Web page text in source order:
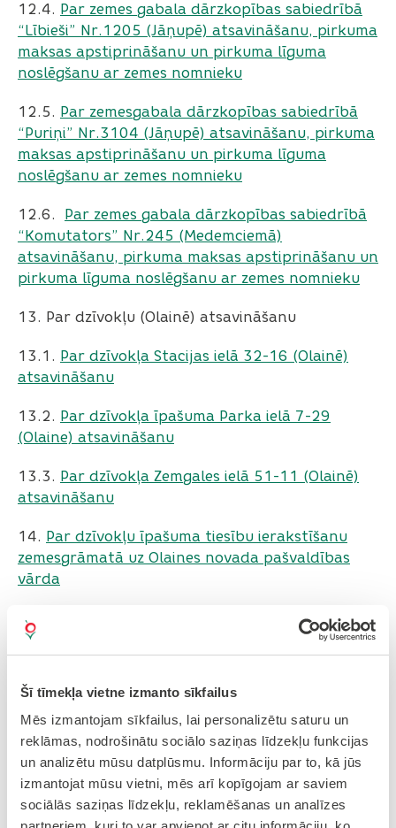
Šī tīmekļa vietne izmanto sīkfailus
Mēs izmantojam sīkfailus, lai personalizētu saturu un
reklāmas, nodrošinātu sociālo saziņas līdzekļu funkcijas
un analizētu mūsu datplūsmu. Informāciju par to, kā jūs
izmantojat mūsu vietni, mēs arī kopīgojam ar saviem
sociālās saziņas līdzekļu, reklamēšanas un analīzes
12.4. ​​​​​​​ Par zemes gabala dārzkopības sabiedrībā
“Lībieši” Nr.1205 (Jāņupē) atsavināšanu, pirkuma
maksas apstiprināšanu un pirkuma līguma
noslēgšanu ar zemes nomnieku
12.5. ​​​​​​​Par zemesgabala dārzkopības sabiedrībā
“Puriņi” Nr.3104 (Jāņupē) atsavināšanu, pirkuma
maksas apstiprināšanu un pirkuma līguma
noslēgšanu ar zemes nomnieku
12.6. ​​​​​​​ Par zemes gabala dārzkopības sabiedrībā
“Komutators” Nr.245 (Medemciemā)
atsavināšanu, pirkuma maksas apstiprināšanu un
pirkuma līguma noslēgšanu ar zemes nomnieku
13. Par dzīvokļu (Olainē) atsavināšanu
13.1. ​​​​​​​ Par dzīvokļa Stacijas ielā 32-16 (Olainē)
atsavināšanu
13.2. ​​​​​​​ Par dzīvokļa īpašuma Parka ielā 7-29
(Olaine) atsavināšanu
13.3. ​​​​​​​ Par dzīvokļa Zemgales ielā 51-11 (Olainē)
atsavināšanu
14. Par dzīvokļu īpašuma tiesību ierakstīšanu
zemesgrāmatā uz Olaines novada pašvaldības
vārda
15. Par nekustamo īpašumu-zemesgabalu
dārzkopības sabiedrībā atsavināšanas izsoles
rezultātu apstiprināšanu
15.1. ​​​​​​​Par nekustamā īpašuma-zemesgabala
dārzkopības sabiedrībā “Celtnieks” Nr.163
(Stīpniekos) atsavināšanas izsoles rezultātu
apstiprināšanu
15.2. ​​​​​​​Par nekustamā īpašuma-zemesgabala
dārzkopības sabiedrībā “Puriņi” Nr.3101